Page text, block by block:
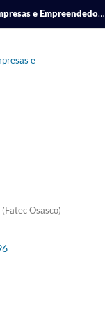
REMIPE - Revista de Micro e Pequenas Empresas e Empreendedorismo da Fatec Osasco
e
Osasco)